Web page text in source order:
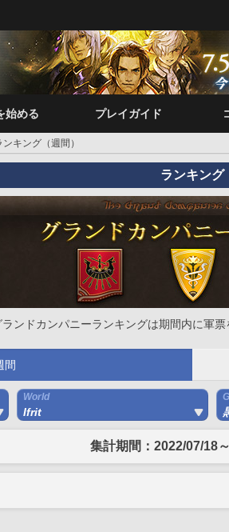
始める プレイガイド
キング（週間）
ランキング
ランドカンパニーランキングは期間内に軍票
間
World
Ifrit
集計期間：2022/07/18